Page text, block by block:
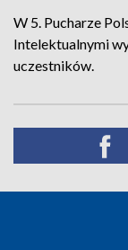
W 5. Pucharze
Intelektualnymi
uczestników.